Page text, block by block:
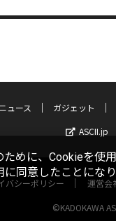
ニュース ガジェット
ASCII.jp
バシーポリシー 運営会
©KADOKAWA
めに、Cookieを使
同意したことにな